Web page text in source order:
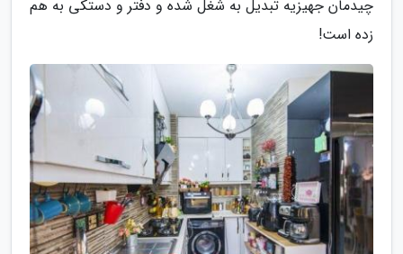
چیدمان جهیزیه تبدیل به شغل شده و دفتر و دستکی به هم
زده است!